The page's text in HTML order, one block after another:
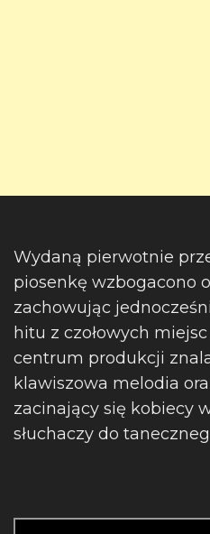
Wydaną pierwotnie
piosenkę wzbogacono
zachowując
hitu z czołowych
centrum produkcji
klawiszowa melodia
zacinający się kobiecy
słuchaczy do